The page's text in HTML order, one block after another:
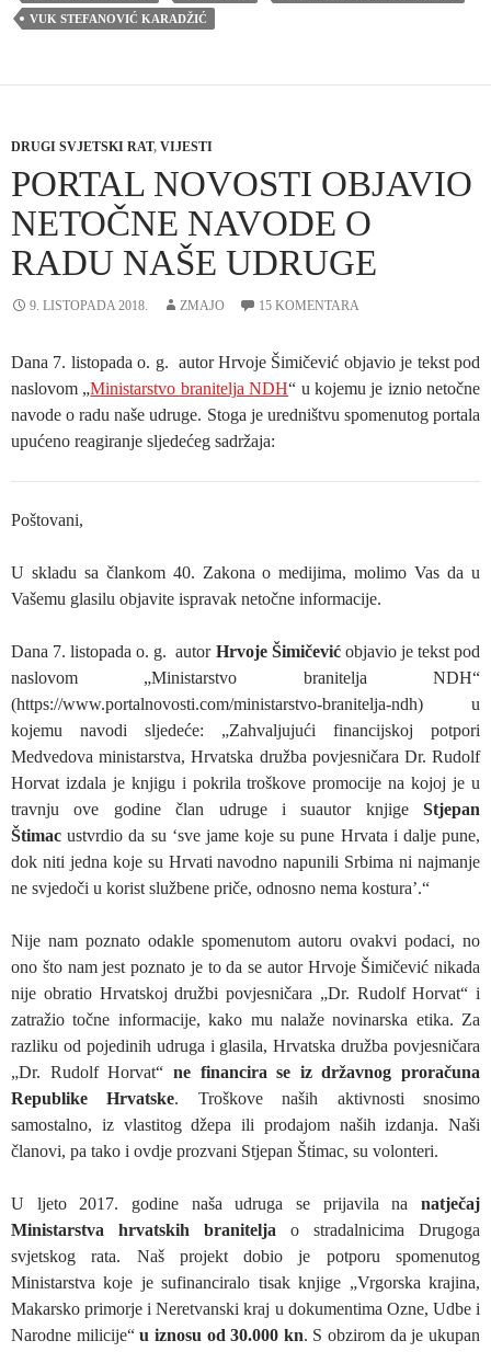
VUK STEFANOVIĆ KARADŽIĆ
DRUGI SVJETSKI RAT, VIJESTI
PORTAL NOVOSTI OBJAVIO
NETOČNE NAVODE O
RADU NAŠE UDRUGE
9. LISTOPADA 2018. ZMAJO 15 KOMENTARA
Dana 7. listopada o. g. autor Hrvoje Šimičević objavio je tekst pod
naslovom „Ministarstvo branitelja NDH“ u kojemu je iznio netočne
navode o radu naše udruge. Stoga je uredništvu spomenutog portala
upućeno reagiranje sljedećeg sadržaja:
Poštovani,
U skladu sa člankom 40. Zakona o medijima, molimo Vas da u
Vašemu glasilu objavite ispravak netočne informacije.
Dana 7. listopada o. g. autor Hrvoje Šimičevićobjavio je tekst pod
naslovom „Ministarstvo branitelja NDH“
(https://www.portalnovosti.com/ministarstvo-branitelja-ndh) u
kojemu navodi sljedeće: „Zahvaljujući financijskoj potpori
Medvedova ministarstva, Hrvatska družba povjesničara Dr. Rudolf
Horvat izdala je knjigu i pokrila troškove promocije na kojoj je u
travnju ove godine član udruge i suautor knjige Stjepan
Štimacustvrdio da su ‘sve jame koje su pune Hrvata i dalje pune,
dok niti jedna koje su Hrvati navodno napunili Srbima ni najmanje
ne svjedoči u korist službene priče, odnosno nema kostura’.“
Nije nam poznato odakle spomenutom autoru ovakvi podaci, no
ono što nam jest poznato je to da se autor Hrvoje Šimičević nikada
nije obratio Hrvatskoj družbi povjesničara „Dr. Rudolf Horvat“ i
zatražio točne informacije, kako mu nalaže novinarska etika. Za
razliku od pojedinih udruga i glasila, Hrvatska družba povjesničara
„Dr. Rudolf Horvat“ ne financira se iz državnog proračuna
Republike Hrvatske. Troškove naših aktivnosti snosimo
samostalno, iz vlastitog džepa ili prodajom naših izdanja. Naši
članovi, pa tako i ovdje prozvani Stjepan Štimac, su volonteri.
U ljeto 2017. godine naša udruga se prijavila na natječaj
Ministarstva hrvatskih branitelja o stradalnicima Drugoga
svjetskog rata. Naš projekt dobio je potporu spomenutog
Ministarstva koje je sufinanciralo tisak knjige „Vrgorska krajina,
Makarsko primorje i Neretvanski kraj u dokumentima Ozne, Udbe i
Narodne milicije“u iznosu od 30.000 kn. S obzirom da je ukupan